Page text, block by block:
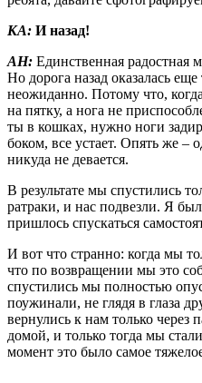
КА: И назад!
АН: Единственная радостная
Но дорога назад оказалась
неожиданно. Потому что,
на пятку, а нога не
ты в кошках, нужно ноги
боком, все устает. Опять же –
никуда не девается.
В результате мы спустились
ратраки, и нас подвезли. Я
пришлось спускаться
И вот что странно: когда мы
что по возвращении мы это
спустились мы полностью
поужинали, не глядя в глаза
вернулись к нам только через
домой, и только тогда мы
момент это было самое